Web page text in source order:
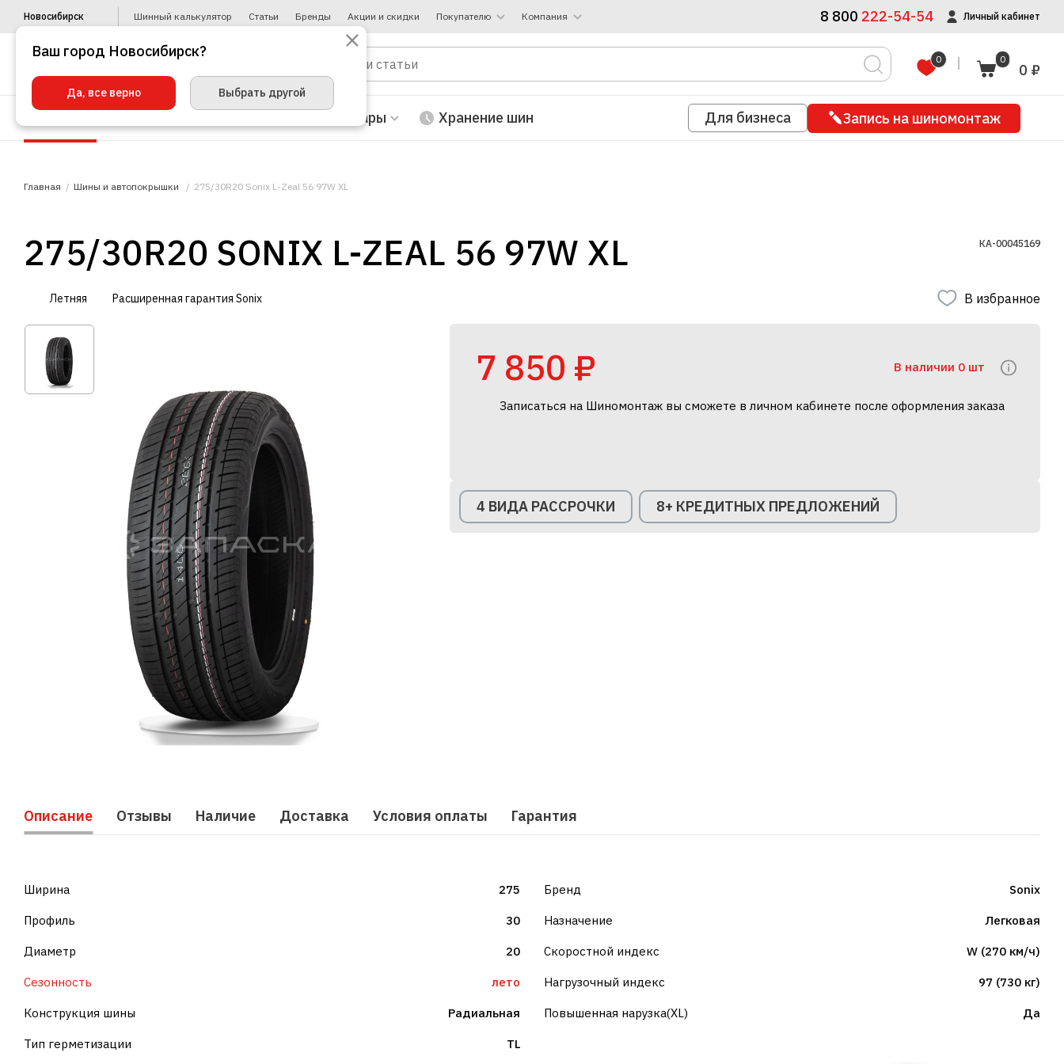
Новосибирск Шинный калькулятор Статьи Бренды Акции и скидки Покупателю Компания 8 800 222-54-54 Личный кабинет
0 0
0 ₽
Автотовары Хранение шин Для бизнеса Запись на шиномонтаж
Главная Шины и автопокрышки 275/30R20 Sonix L-Zeal 56 97W XL
275/30R20 SONIX L-ZEAL 56 97W XL КА-00045169
Летняя Расширенная гарантия Sonix В избранное
7 850 ₽ В наличии 0 шт
Записаться на Шиномонтаж вы сможете в личном кабинете после оформления заказа
4 ВИДА РАССРОЧКИ 8+ КРЕДИТНЫХ ПРЕДЛОЖЕНИЙ
Описание Отзывы Наличие Доставка Условия оплаты Гарантия
Ширина 275
Профиль 30
Диаметр 20
Сезонность лето
Конструкция шины Радиальная
Тип герметизации TL
Бренд Sonix
Назначение Легковая
Скоростной индекс W (270 км/ч)
Нагрузочный индекс 97 (730 кг)
Повышенная нарузка(XL) Да
Ваш город Новосибирск?
Да, все верно Выбрать другой